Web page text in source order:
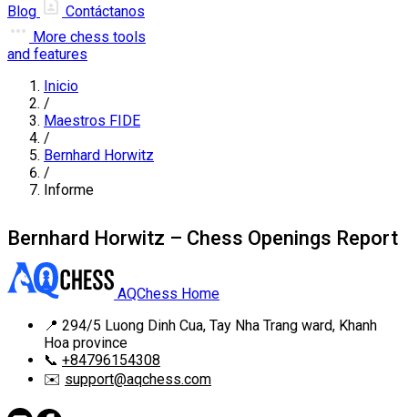
Blog
Contáctanos
More chess tools
and features
Inicio
/
Maestros FIDE
/
Bernhard Horwitz
/
Informe
Bernhard Horwitz – Chess Openings Report
AQChess Home
📍 294/5 Luong Dinh Cua, Tay Nha Trang ward, Khanh
Hoa province
📞 +84796154308
✉️ support@aqchess.com